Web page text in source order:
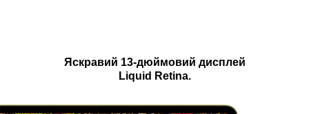
Яскравий 13-дюймовий дисплей
Liquid Retina.